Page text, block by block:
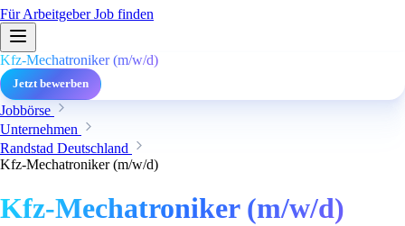
Für ArbeitgeberJob finden
Kfz-Mechatroniker (m/w/d)
Jetzt bewerben
Jobbörse
Unternehmen
Randstad Deutschland
Kfz-Mechatroniker (m/w/d)
Kfz-Mechatroniker (m/w/d)